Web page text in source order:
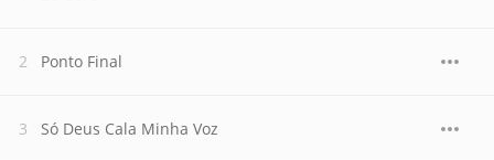
Ponto Final
Só Deus Cala Minha Voz